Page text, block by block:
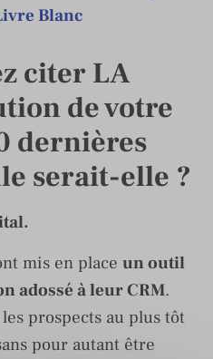
Blanc
citer LA
de votre
dernières
serait-elle ?
mis en place un outil
adossé à leur CRM.
prospects au plus tôt
pour autant être